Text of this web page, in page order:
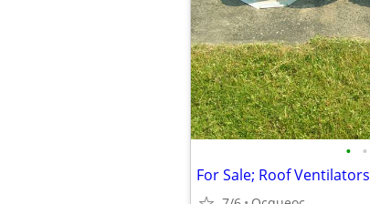
• •
For Sale; Roof Ventilators